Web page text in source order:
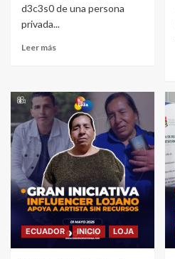
d3c3s0 de una persona
privada...
Leer más
ECUADOR INICIO LOJA